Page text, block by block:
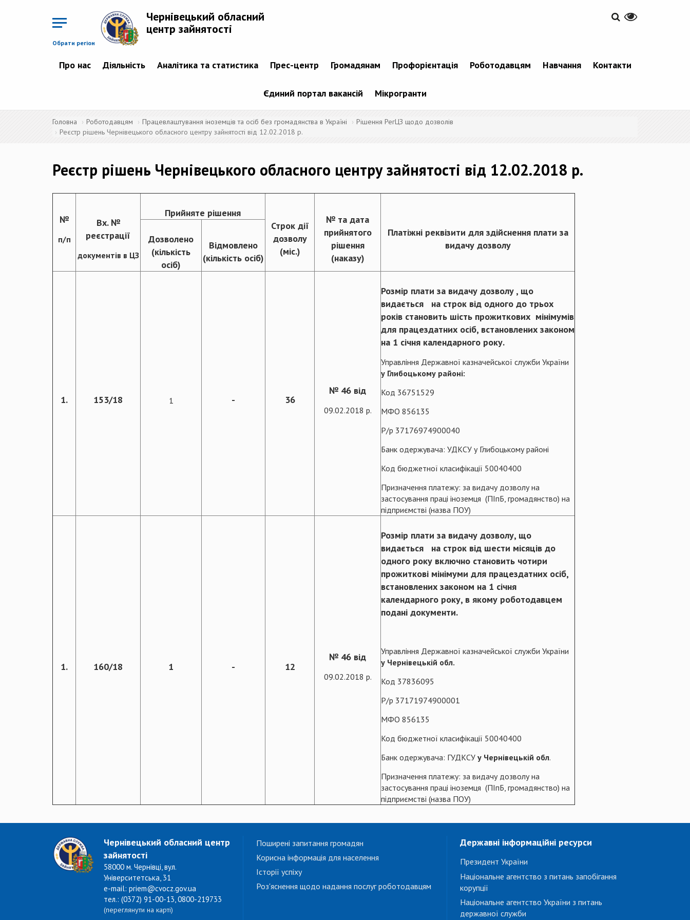
Обрати регіон
Чернівецький обласний
центр зайнятості
Про нас Діяльність Аналітика та статистика Прес-центр Громадянам Профорієнтація Роботодавцям Навчання Контакти
Єдиний портал вакансій Мікрогранти
Головна Роботодавцям Працевлаштування іноземців та осіб без громадянства в Україні
Рішення РегЦЗ щодо дозволів
Реєстр рішень Чернівецького обласного центру зайнятості від 12.02.2018 р.
Реєстр рішень Чернівецького обласного центру зайнятості від 12.02.2018 р.
№
п/п
Вх. №
реєстрації
документів в ЦЗ
Прийняте рішення
Строк дії
дозволу
(міс.)
№ та дата
прийнятого
рішення
(наказу)
Платіжні реквізити для здійснення плати за
видачу дозволу
Дозволено
(кількість
осіб)
Відмовлено
(кількість осіб)
1. 153/18 1 - 36
№ 46 від
09.02.2018 р.
Розмір плати за видачу дозволу , що
видається на строк від одного до трьох
років становить шість прожиткових мінімумів
для працездатних осіб, встановлених законом
на 1 січня календарного року.
Управління Державної казначейської служби України
у Глибоцькому районі:
Код 36751529
МФО 856135
Р/р 37176974900040
Банк одержувача: УДКСУ у Глибоцькому районі
Код бюджетної класифікації 50040400
Призначення платежу: за видачу дозволу на
застосування праці іноземця (ПІпБ, громадянство) на
підприємстві (назва ПОУ)
1. 160/18 1 - 12
№ 46 від
09.02.2018 р.
Розмір плати за видачу дозволу, що
видається на строк від шести місяців до
одного року включно становить чотири
прожиткові мінімуми для працездатних осіб,
встановлених законом на 1 січня
календарного року, в якому роботодавцем
подані документи.
Управління Державної казначейської служби України
у Чернівецькій обл.
Код 37836095
Р/р 37171974900001
МФО 856135
Код бюджетної класифікації 50040400
Банк одержувача: ГУДКСУ у Чернівецькій обл.
Призначення платежу: за видачу дозволу на
застосування праці іноземця (ПІпБ, громадянство) на
підприємстві (назва ПОУ)
Чернівецький обласний центр
зайнятості
58000 м. Чернівці, вул.
Університетська, 31
e-mail: priem@cvocz.gov.ua
тел.: (0372) 91-00-13, 0800-219733
(переглянути на карті)
Поширені запитання громадян
Корисна інформація для населення
Історії успіху
Роз'яснення щодо надання послуг роботодавцям
Державні інформаційні ресурси
Президент України
Національне агентство з питань запобігання
корупції
Національне агентство України з питань
державної служби